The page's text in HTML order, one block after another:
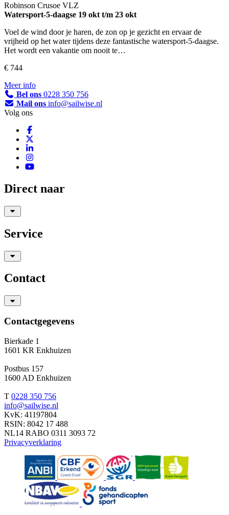
Robinson Crusoe VLZ
Watersport-5-daagse 19 okt t/m 23 okt
Voel de wind door je haren, de zon op je gezicht en ervaar de
vrijheid op het water tijdens deze fantastische watersport-5-daagse.
Het wordt een vakantie om nooit te…
€ 744
Meer info
Bel ons 0228 350 756
Mail ons info@sailwise.nl
Volg ons
Direct naar
Service
Contact
Contactgegevens
Bierkade 1
1601 KR Enkhuizen
Postbus 157
1600 AD Enkhuizen
T 0228 350 756
info@sailwise.nl
KvK: 41197804
RSIN: 8042 17 488
NL14 RABO 0311 3093 72
Privacyverklaring